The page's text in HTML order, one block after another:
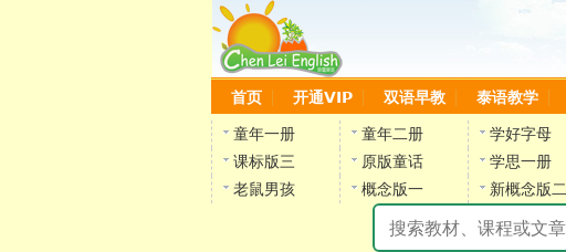
首页 开通VIP 双语早教 泰语教学
童年一册 童年二册 学好字母
课标版三
原版童话 学思一册
老鼠男孩
概念版一 新概念版二